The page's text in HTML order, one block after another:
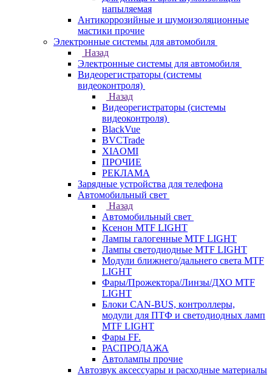
напыляемая
Антикоррозийные и шумоизоляционные
мастики прочие
Электронные системы для автомобиля
Назад
Электронные системы для автомобиля
Видеорегистраторы (системы
видеоконтроля)
Назад
Видеорегистраторы (системы
видеоконтроля)
BlackVue
BVCTrade
XIAOMI
ПРОЧИЕ
РЕКЛАМА
Зарядные устройства для телефона
Автомобильный свет
Назад
Автомобильный свет
Ксенон MTF LIGHT
Лампы галогенные MTF LIGHT
Лампы светодиодные MTF LIGHT
Модули ближнего/дальнего света MTF
LIGHT
Фары/Прожектора/Линзы/ДХО MTF
LIGHT
Блоки CAN-BUS, контроллеры,
модули для ПТФ и светодиодных ламп
MTF LIGHT
Фары FF.
РАСПРОДАЖА
Автолампы прочие
Автозвук аксессуары и расходные материалы